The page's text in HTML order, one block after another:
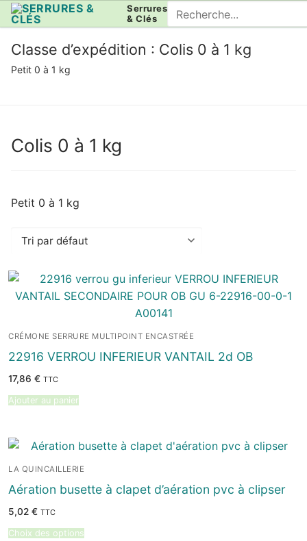
Aller
au
contenu
Serrures
& Clés
Rechercher
:
Classe d’expédition : Colis 0 à 1 kg
Petit 0 à 1 kg
Colis 0 à 1 kg
Petit 0 à 1 kg
CRÉMONE SERRURE MULTIPOINT ENCASTRÉE
22916 VERROU INFERIEUR VANTAIL 2d OB
17,86 € TTC
Ajouter au panier
LA QUINCAILLERIE
Aération busette à clapet d’aération pvc à clipser
5,02 € TTC
Choix des options